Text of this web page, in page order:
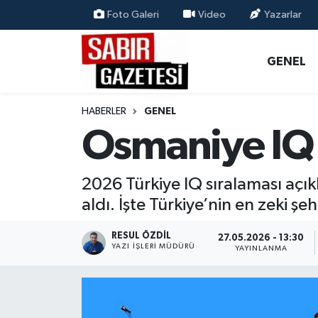
Foto Galeri Video Yazarlar
GENEL
HABERLER GENEL
Osmaniye IQ
2026 Türkiye IQ sıralaması
aldı. İşte Türkiye’nin en zeki
RESUL ÖZDIL
YAZI İŞLERI MÜDÜRÜ
27.05.2026 - 13:30
YAYINLANMA
ÖZEL HABER
MAGAZİN
EKONOMİ
Osmaniye Nöbetçi Eczaneler
Osmaniye Hava Durumu
Osmaniye Trafik Yoğunluk Haritası
Süper Lig Puan Durumu ve Fikstür
Tüm Manşetler
Son Dakika Haberleri